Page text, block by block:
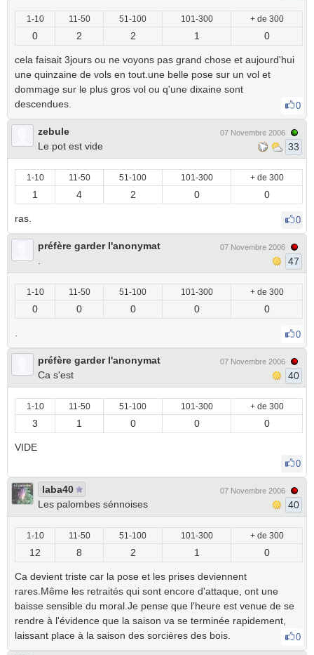
1-10 11-50 51-100 101-300 + de 300
0 2 2 1 0
cela faisait 3jours ou ne voyons pas grand chose et aujourd'hui
une quinzaine de vols en tout.une belle pose sur un vol et
dommage sur le plus gros vol ou q'une dixaine sont
descendues.
0
zebule
Le pot est vide
07 Novembre 2006
33
1-10 11-50 51-100 101-300 + de 300
1 4 2 0 0
ras. 0
préfère garder l'anonymat
07 Novembre 2006
47
1-10 11-50 51-100 101-300 + de 300
0 0 0 0 0
0
préfère garder l'anonymat
Ca s'est
07 Novembre 2006
40
1-10 11-50 51-100 101-300 + de 300
3 1 0 0 0
VIDE
0
laba40
Les palombes sénnoises
07 Novembre 2006
40
1-10 11-50 51-100 101-300 + de 300
12 8 2 1 0
Ca devient triste car la pose et les prises deviennent
rares.Même les retraités qui sont encore d'attaque, ont une
baisse sensible du moral.Je pense que l'heure est venue de se
rendre à l'évidence que la saison va se terminée rapidement,
laissant place à la saison des sorcières des bois.
0